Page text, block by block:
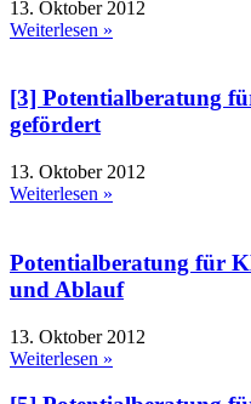
13. Oktober 2012
Weiterlesen »
[3] Potentialberatung
gefördert
13. Oktober 2012
Weiterlesen »
Potentialberatung für
und Ablauf
13. Oktober 2012
Weiterlesen »